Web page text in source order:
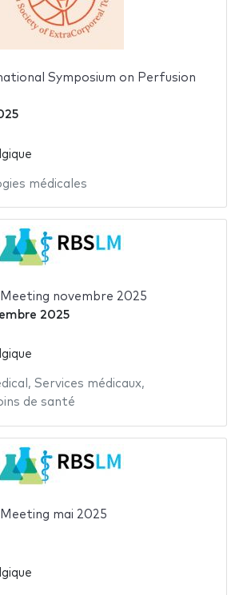
Symposium on Perfusion
médicales
novembre 2025
2025
, Services médicaux,
de santé
mai 2025